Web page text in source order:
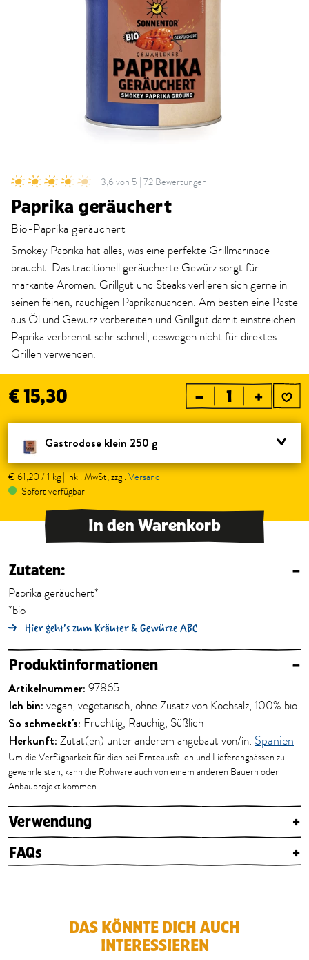
3,6 von 5 | 72 Bewertungen
Paprika geräuchert
Bio-Paprika geräuchert
Smokey Paprika hat alles, was eine perfekte Grillmarinade
braucht. Das traditionell geräucherte Gewürz sorgt für
markante Aromen. Grillgut und Steaks verlieren sich gerne in
seinen feinen, rauchigen Paprikanuancen. Am besten eine Paste
aus Öl und Gewürz vorbereiten und Grillgut damit einstreichen.
Paprika verbrennt sehr schnell, deswegen nicht für direktes
Grillen verwenden.
€ 15,30 – +
Gastrodose klein 250 g
€ 61,20 / 1 kg | inkl. MwSt, zzgl. Versand
Sofort verfügbar
In den Warenkorb
Zutaten: –
Paprika geräuchert*
*bio
Hier geht's zum Kräuter & Gewürze ABC
Produktinformationen –
Artikelnummer: 97865
Ich bin: vegan, vegetarisch, ohne Zusatz von Kochsalz, 100% bio
So schmeckt's: Fruchtig, Rauchig, Süßlich
Herkunft: Zutat(en) unter anderem angebaut von/in: Spanien
Um die Verfügbarkeit für dich bei Ernteausfällen und Lieferengpässen zu
gewährleisten, kann die Rohware auch von einem anderen Bauern oder
Anbauprojekt kommen.
Verwendung
+
FAQs
+
DAS KÖNNTE DICH AUCH
INTERESSIEREN